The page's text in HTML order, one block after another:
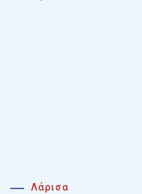
Λάρισα